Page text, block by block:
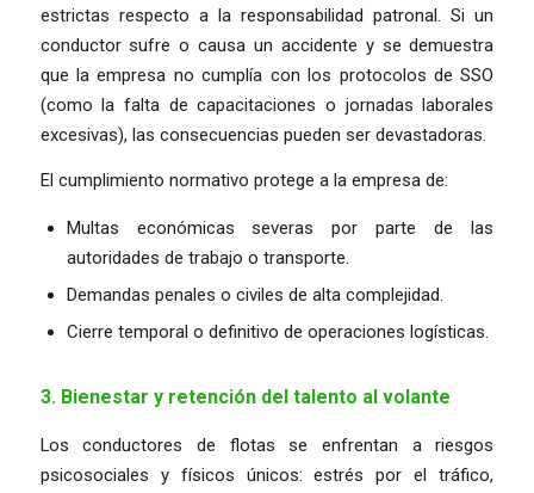
estrictas respecto a la responsabilidad patronal. Si un
conductor sufre o causa un accidente y se demuestra
que la empresa no cumplía con los protocolos de SSO
(como la falta de capacitaciones o jornadas laborales
excesivas), las consecuencias pueden ser devastadoras.
El cumplimiento normativo protege a la empresa de:
Multas económicas severas por parte de las
autoridades de trabajo o transporte.
Demandas penales o civiles de alta complejidad.
Cierre temporal o definitivo de operaciones logísticas.
3. Bienestar y retención del talento al volante
Los conductores de flotas se enfrentan a riesgos
psicosociales y físicos únicos: estrés por el tráfico,